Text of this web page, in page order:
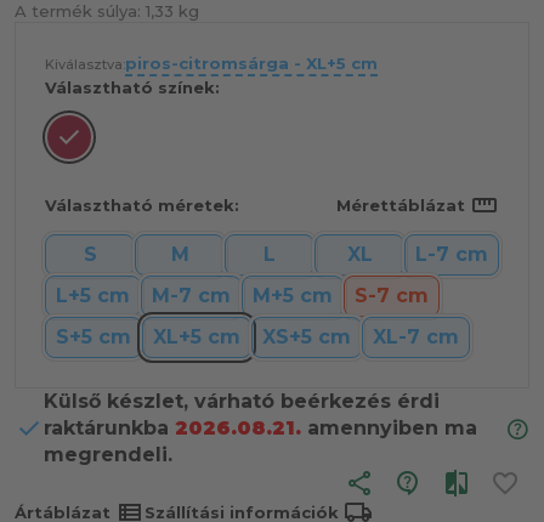
A termék súlya: 1,33 kg
Választható színek:
Kiválasztva:piros-citromsárga - XL+5 cm
Választható méretek: Mérettáblázat straighten
S M L XL
L-7 cm
L+5 cm
M-7 cm M+5 cm
S-7 cm
S+5 cm
XL+5 cm XS+5 cm XL-7 cm
Külső készlet, várható beérkezés érdi
raktárunkba 2026.08.21. amennyiben ma
megrendeli.
share
Ártáblázat view_list Szállítási információk local_shipping